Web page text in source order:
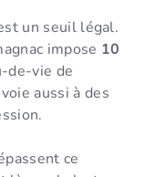
un seuil légal.
impose 10
de-vie de
aussi à des
ce